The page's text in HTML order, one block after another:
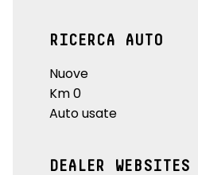
RICERCA AUTO
Nuove
Km 0
Auto usate
DEALER WEBSITES